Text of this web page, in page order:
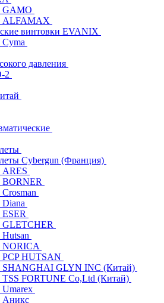
GAMO
ALFAMAX
винтовки EVANIX
давления
2
Cybergun (Франция)
ARES
BORNER
GLETCHER
NORICA
HUTSAN
SHANGHAI GLYN INC (Китай)
FORTUNE Co,Ltd (Китай)
Аникс